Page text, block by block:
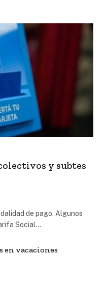
y subtes
de pago. Algunos
Social…
en vacaciones